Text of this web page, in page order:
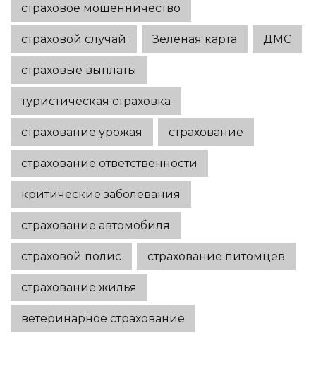
страховое мошенничество
страховой случай Зеленая карта ДМС
страховые выплаты
туристическая страховка
страхование урожая страхование
страхование ответственности
критические заболевания
страхование автомобиля
страховой полис страхование питомцев
страхование жилья
ветеринарное страхование